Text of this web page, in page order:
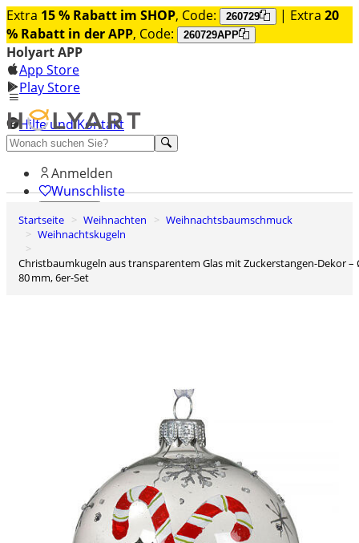
Extra 15 % Rabatt im SHOP, Code: 260729 | Extra 20
% Rabatt in der APP, Code: 260729APP
Holyart APP
App Store
Play Store
Hilfe und Kontakt
Entdecken Sie Premium
Anmelden
Wunschliste
0
Warenkorb
Startseite Weihnachten
Weihnachtsbaumschmuck
Weihnachtskugeln
Christbaumkugeln aus transparentem Glas mit Zuckerstangen-Dekor – Ø
80 mm, 6er-Set